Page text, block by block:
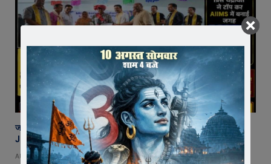
जावरा की माइलस्टोन अकैडमी का शानदार प्रदर्शन, 2 छात्र NEET और 2 छात्र
JEE में चयनित
AUGUST 7, 2026